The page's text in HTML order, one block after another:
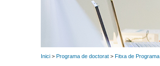
Inici > Programa de doctorat > Fitxa de Programa